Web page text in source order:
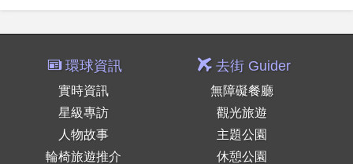
環球資訊
實時資訊
星級專訪
人物故事
輪椅旅遊推介
去街 Guider
無障礙餐廳
觀光旅遊
主題公園
休憩公園